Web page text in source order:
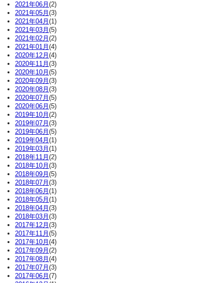
2021年06月 (2)
2021年05月 (3)
2021年04月 (1)
2021年03月 (5)
2021年02月 (2)
2021年01月 (4)
2020年12月 (4)
2020年11月 (3)
2020年10月 (5)
2020年09月 (3)
2020年08月 (3)
2020年07月 (5)
2020年06月 (5)
2019年10月 (2)
2019年07月 (3)
2019年06月 (5)
2019年04月 (1)
2019年03月 (1)
2018年11月 (2)
2018年10月 (3)
2018年09月 (5)
2018年07月 (3)
2018年06月 (1)
2018年05月 (1)
2018年04月 (3)
2018年03月 (3)
2017年12月 (3)
2017年11月 (5)
2017年10月 (4)
2017年09月 (2)
2017年08月 (4)
2017年07月 (3)
2017年06月 (7)